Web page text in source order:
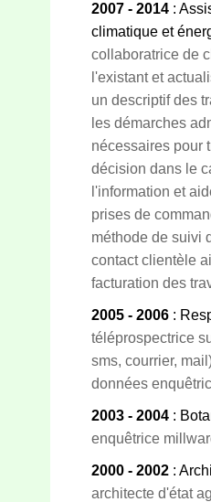
2007 - 2014 :
climatique et
collaboratrice de
l'existant et
un descriptif des
les démarches
nécessaires pour
décision dans le
l'information et
prises de
méthode de suivi
contact clientèle
facturation des
2005 - 2006 :
téléprospectrice
sms, courrier,
données
2003 - 2004 :
enquêtrice
2000 - 2002 :
architecte d'état